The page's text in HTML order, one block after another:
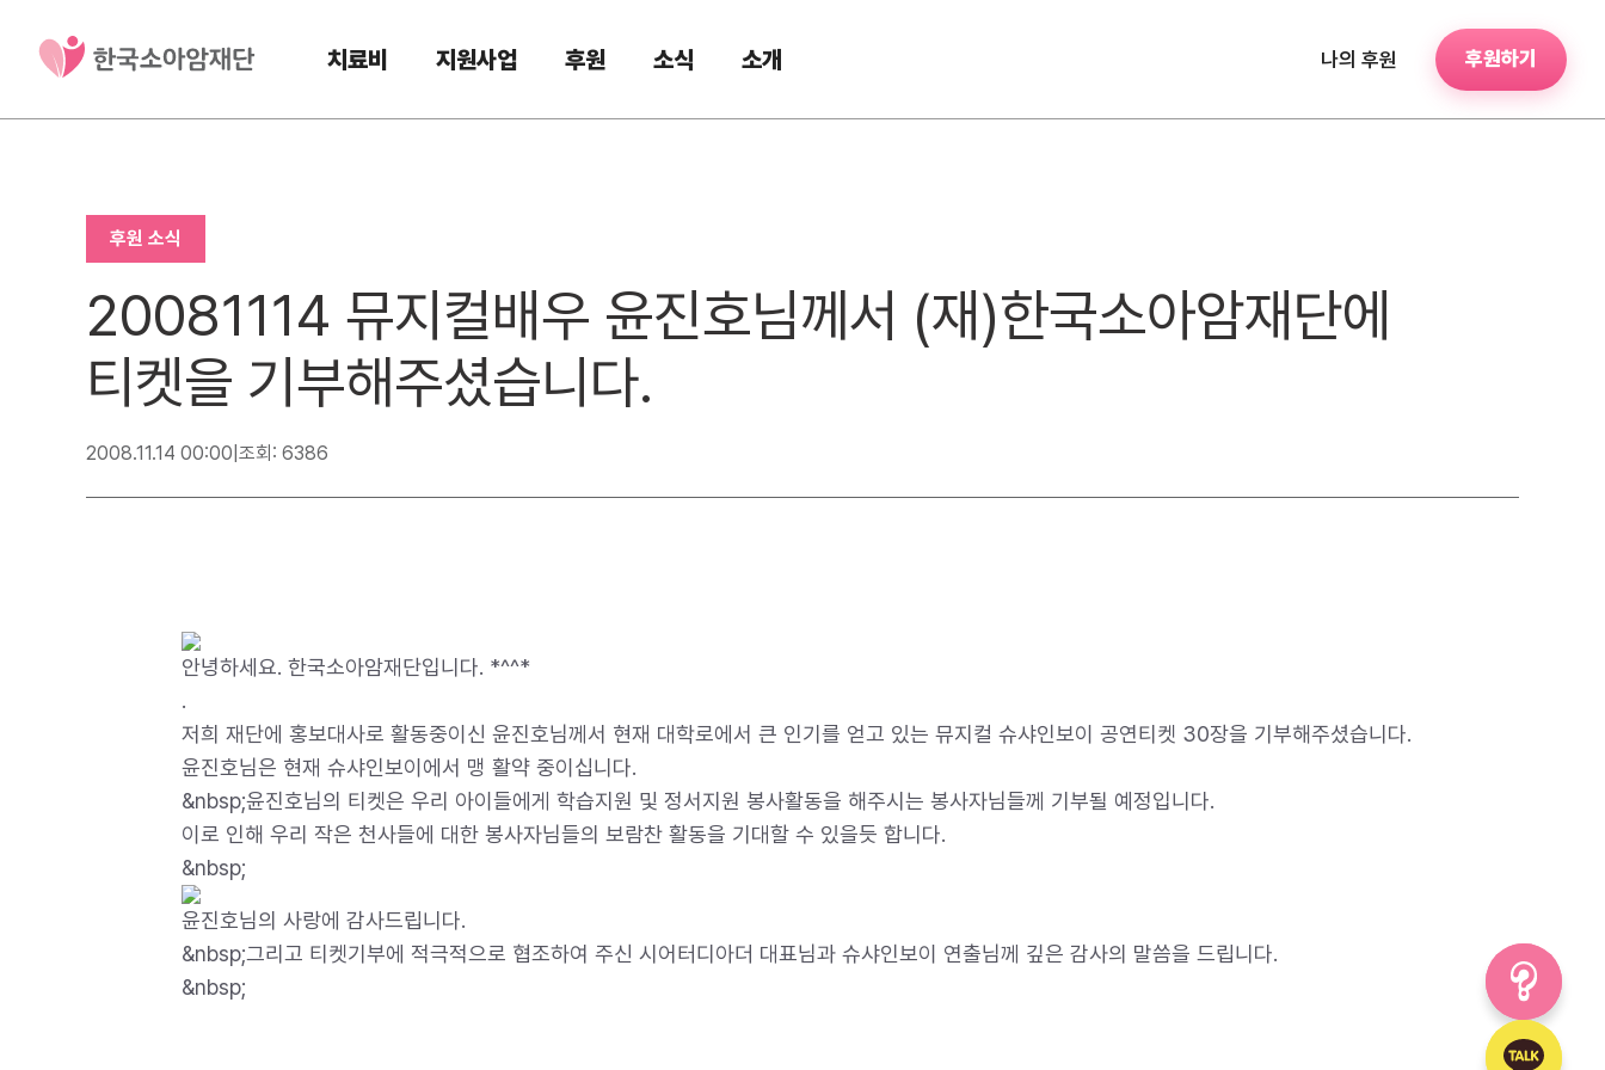
치료비 지원사업 후원 소식 소개 나의 후원 후원하기
후원 소식
20081114 뮤지컬배우 윤진호님께서 (재)한국소아암재단에
티켓을 기부해주셨습니다.
2008.11.14 00:00 조회: 6386
안녕하세요. 한국소아암재단입니다. *^^*
.
저희 재단에 홍보대사로 활동중이신 윤진호님께서 현재 대학로에서 큰 인기를 얻고 있는 뮤지컬 슈샤인보이 공연티켓 30장을 기부해주셨습니다.
윤진호님은 현재 슈샤인보이에서 맹 활약 중이십니다.
&nbsp;윤진호님의 티켓은 우리 아이들에게 학습지원 및 정서지원 봉사활동을 해주시는 봉사자님들께 기부될 예정입니다.
이로 인해 우리 작은 천사들에 대한 봉사자님들의 보람찬 활동을 기대할 수 있을듯 합니다.
&nbsp;
윤진호님의 사랑에 감사드립니다.
&nbsp;그리고 티켓기부에 적극적으로 협조하여 주신 시어터디아더 대표님과 슈샤인보이 연출님께 깊은 감사의 말씀을 드립니다.
&nbsp;